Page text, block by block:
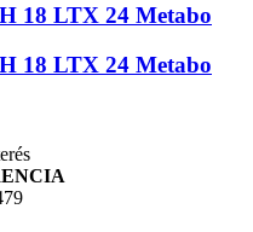
18 LTX 24 Metabo
18 LTX 24 Metabo